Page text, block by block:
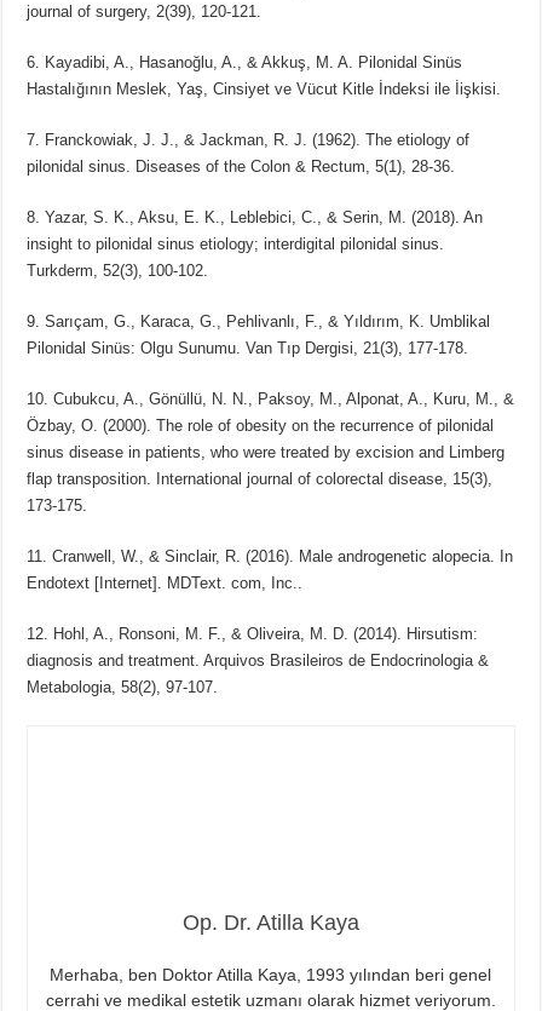
journal of surgery, 2(39), 120-121.
6. Kayadibi, A., Hasanoğlu, A., & Akkuş, M. A. Pilonidal Sinüs
Hastalığının Meslek, Yaş, Cinsiyet ve Vücut Kitle İndeksi ile İişkisi.
7. Franckowiak, J. J., & Jackman, R. J. (1962). The etiology of
pilonidal sinus. Diseases of the Colon & Rectum, 5(1), 28-36.
8. Yazar, S. K., Aksu, E. K., Leblebici, C., & Serin, M. (2018). An
insight to pilonidal sinus etiology; interdigital pilonidal sinus.
Turkderm, 52(3), 100-102.
9. Sarıçam, G., Karaca, G., Pehlivanlı, F., & Yıldırım, K. Umblikal
Pilonidal Sinüs: Olgu Sunumu. Van Tıp Dergisi, 21(3), 177-178.
10. Cubukcu, A., Gönüllü, N. N., Paksoy, M., Alponat, A., Kuru, M., &
Özbay, O. (2000). The role of obesity on the recurrence of pilonidal
sinus disease in patients, who were treated by excision and Limberg
flap transposition. International journal of colorectal disease, 15(3),
173-175.
11. Cranwell, W., & Sinclair, R. (2016). Male androgenetic alopecia. In
Endotext [Internet]. MDText. com, Inc..
12. Hohl, A., Ronsoni, M. F., & Oliveira, M. D. (2014). Hirsutism:
diagnosis and treatment. Arquivos Brasileiros de Endocrinologia &
Metabologia, 58(2), 97-107.
Op. Dr. Atilla Kaya
Merhaba, ben Doktor Atilla Kaya, 1993 yılından beri genel
cerrahi ve medikal estetik uzmanı olarak hizmet veriyorum.